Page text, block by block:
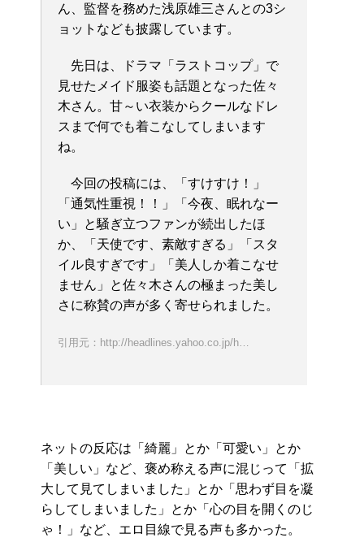
ん、監督を務めた浅原雄三さんとの3シ
ョットなども披露しています。
先日は、ドラマ「ラストコップ」で
見せたメイド服姿も話題となった佐々
木さん。甘～い衣装からクールなドレ
スまで何でも着こなしてしまいます
ね。
今回の投稿には、「すけすけ！」
「通気性重視！！」「今夜、眠れなー
い」と騒ぎ立つファンが続出したほ
か、「天使です、素敵すぎる」「スタ
イル良すぎです」「美人しか着こなせ
ません」と佐々木さんの極まった美し
さに称賛の声が多く寄せられました。
引用元：http://headlines.yahoo.co.jp/h…
ネットの反応は「綺麗」とか「可愛い」とか
「美しい」など、褒め称える声に混じって「拡
大して見てしまいました」とか「思わず目を凝
らしてしまいました」とか「心の目を開くのじ
ゃ！」など、エロ目線で見る声も多かった。